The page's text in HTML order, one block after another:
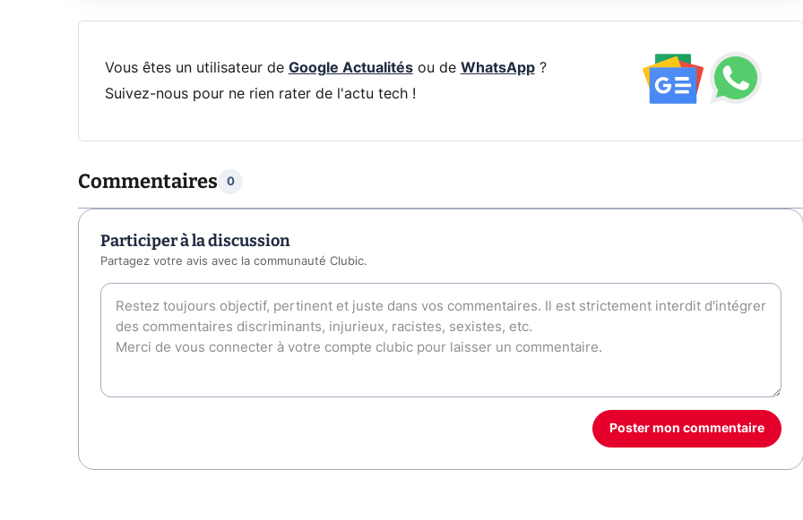
Vous êtes un utilisateur de Google Actualitésou de WhatsApp?
Suivez-nous pour ne rien rater de l'actu tech !
Commentaires 0
Participer à la discussion
Partagez votre avis avec la communauté Clubic.
Poster mon commentaire